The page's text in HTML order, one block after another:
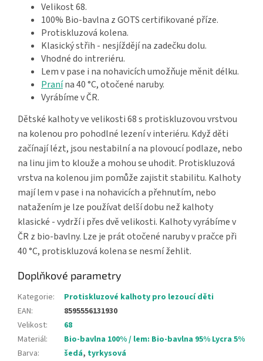
Velikost 68.
100% Bio-bavlna z GOTS certifikované příze.
Protiskluzová kolena.
Klasický střih - nesjíždějí na zadečku dolu.
Vhodné do intreriéru.
Lem v pase i na nohavicích umožňuje měnit délku.
Pranína 40 °C, otočené naruby.
Vyrábíme v ČR.
Dětské kalhoty ve velikosti 68 s protiskluzovou vrstvou
na kolenou pro pohodlné lezení v interiéru. Když děti
začínají lézt, jsou nestabilní a na plovoucí podlaze, nebo
na linu jim to klouže a mohou se uhodit. Protiskluzová
vrstva na kolenou jim pomůže zajistit stabilitu. Kalhoty
mají lem v pase i na nohavicích a přehnutím, nebo
natažením je lze používat delší dobu než kalhoty
klasické - vydrží i přes dvě velikosti. Kalhoty vyrábíme v
ČR z bio-bavlny. Lze je prát otočené naruby v pračce při
40 °C, protiskluzová kolena se nesmí žehlit.
Doplňkové parametry
Kategorie:
Protiskluzové kalhoty pro lezoucí děti
EAN:
8595556131930
Velikost:
68
Materiál:
Bio-bavlna 100% / lem: Bio-bavlna 95% Lycra 5%
Barva: šedá, tyrkysová